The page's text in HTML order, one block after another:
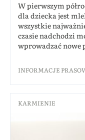
W pierwszym
dla dziecka jest
wszystkie
czasie nadchodzi
wprowadzać
INFORMACJE
KARMIENIE